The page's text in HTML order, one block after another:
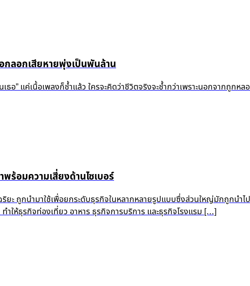
ลอกเสียหายพุ่งเป็นพันล้าน
เธอ” แค่เนื้อเพลงก็ช้ำแล้ว ใครจะคิดว่าชีวิตจริงจะช้ำกว่าเพราะนอกจาก
พร้อมความเสี่ยงด้านไซเบอร์
ยะ ถูกนำมาใช้เพื่อยกระดับธุรกิจในหลากหลายรูปแบบซึ่งส่วนใหญ่มักถูกนำ
ำให้ธุรกิจท่องเที่ยว อาหาร ธุรกิจการบริการ และธุรกิจโรงแรม […]